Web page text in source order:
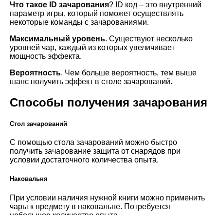
Что такое ID зачарования? ID код – это внутренний
параметр игры, который поможет осуществлять
некоторые команды с зачарованиями.
Максимальный уровень. Существуют несколько
уровней чар, каждый из которых увеличивает
мощность эффекта.
Вероятность. Чем больше вероятность, тем выше
шанс получить эффект в столе зачарований.
Способы получения зачарования
Стол зачарований
С помощью стола зачарований можно быстро
получить зачарование защита от снарядов при
условии достаточного количества опыта.
Наковальня
При условии наличия нужной книги можно применить
чары к предмету в наковальне. Потребуется